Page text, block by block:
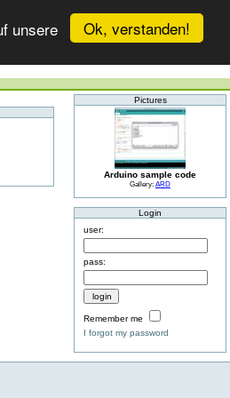
Ok, verstanden!
unsere
Pictures
Arduino sample code
Gallery: ARD
Login
user:
pass:
Remember me
I forgot my password